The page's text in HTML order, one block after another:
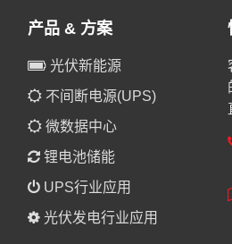
产品 & 方案
光伏新能源
不间断电源(UPS)
微数据中心
锂电池储能
UPS行业应用
光伏发电行业应用